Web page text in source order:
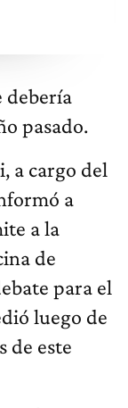
debería
pasado.
a cargo del
a
a la
de
para el
luego de
de este